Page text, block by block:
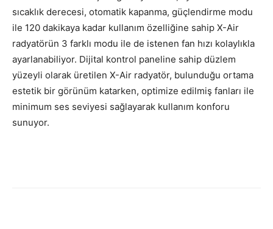
sıcaklık derecesi, otomatik kapanma, güçlendirme modu
ile 120 dakikaya kadar kullanım özelliğine sahip X-Air
radyatörün 3 farklı modu ile de istenen fan hızı kolaylıkla
ayarlanabiliyor. Dijital kontrol paneline sahip düzlem
yüzeyli olarak üretilen X-Air radyatör, bulunduğu ortama
estetik bir görünüm katarken, optimize edilmiş fanları ile
minimum ses seviyesi sağlayarak kullanım konforu
sunuyor.